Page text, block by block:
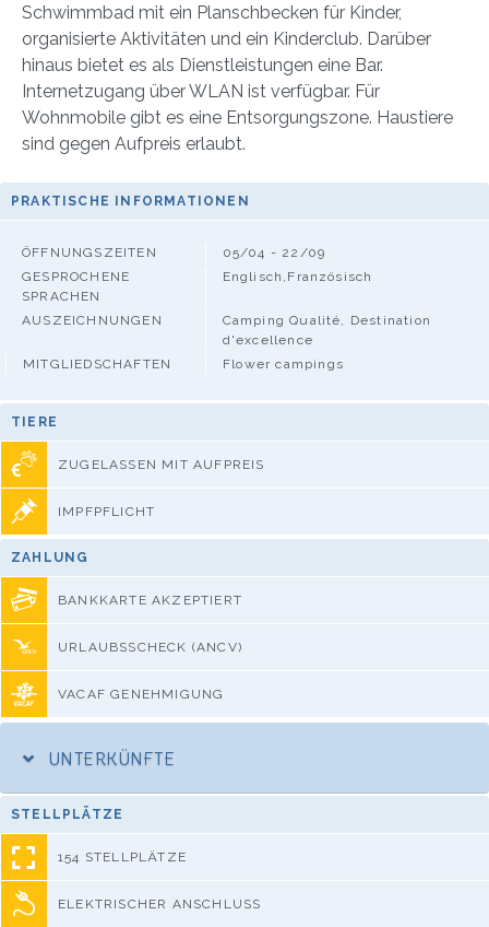
Schwimmbad mit ein Planschbecken für Kinder,
organisierte Aktivitäten und ein Kinderclub. Darüber
hinaus bietet es als Dienstleistungen eine Bar.
Internetzugang über WLAN ist verfügbar. Für
Wohnmobile gibt es eine Entsorgungszone. Haustiere
sind gegen Aufpreis erlaubt.
PRAKTISCHE INFORMATIONEN
ÖFFNUNGSZEITEN
05/04 - 22/09
GESPROCHENE
SPRACHEN
Englisch,Französisch
AUSZEICHNUNGEN
Camping Qualité, Destination
d'excellence
MITGLIEDSCHAFTEN
Flower campings
TIERE
ZUGELASSEN MIT AUFPREIS
IMPFPFLICHT
ZAHLUNG
BANKKARTE AKZEPTIERT
URLAUBSSCHECK (ANCV)
VACAF GENEHMIGUNG
UNTERKÜNFTE
STELLPLÄTZE
154 STELLPLÄTZE
ELEKTRISCHER ANSCHLUSS